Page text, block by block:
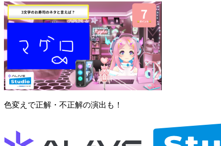
色変えで正解・不正解の演出も！